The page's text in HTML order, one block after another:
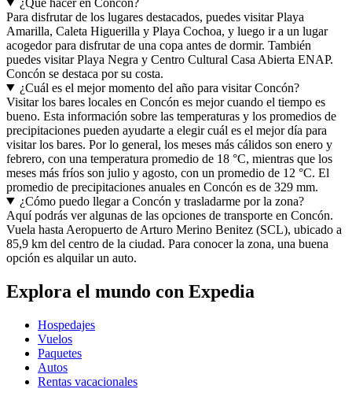
Para disfrutar de los lugares destacados, puedes visitar Playa
Amarilla, Caleta Higuerilla y Playa Cochoa, y luego ir a un lugar
acogedor para disfrutar de una copa antes de dormir. También
puedes visitar Playa Negra y Centro Cultural Casa Abierta ENAP.
Concón se destaca por su costa.
¿Cuál es el mejor momento del año para visitar Concón?
Visitar los bares locales en Concón es mejor cuando el tiempo es
bueno. Esta información sobre las temperaturas y los promedios de
precipitaciones pueden ayudarte a elegir cuál es el mejor día para
visitar los bares. Por lo general, los meses más cálidos son enero y
febrero, con una temperatura promedio de 18 °C, mientras que los
meses más fríos son julio y agosto, con un promedio de 12 °C. El
promedio de precipitaciones anuales en Concón es de 329 mm.
¿Cómo puedo llegar a Concón y trasladarme por la zona?
Aquí podrás ver algunas de las opciones de transporte en Concón.
Vuela hasta Aeropuerto de Arturo Merino Benitez (SCL), ubicado a
85,9 km del centro de la ciudad. Para conocer la zona, una buena
opción es alquilar un auto.
Explora el mundo con Expedia
Hospedajes
Vuelos
Paquetes
Autos
Rentas vacacionales